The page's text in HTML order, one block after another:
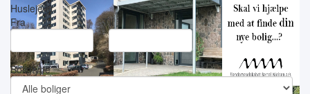
Husleje kr.
Fra
Til
Boligtype